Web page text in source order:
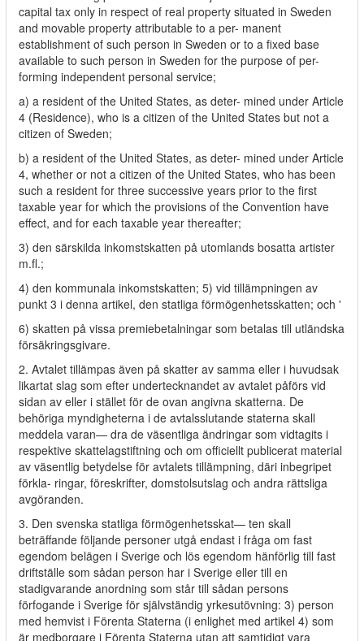
capital tax only in respect of real property situated in Sweden
and movable property attributable to a per- manent
establishment of such person in Sweden or to a fixed base
available to such person in Sweden for the purpose of per-
forming independent personal service;
a) a resident of the United States, as deter- mined under Article
4 (Residence), who is a citizen of the United States but not a
citizen of Sweden;
b) a resident of the United States, as deter- mined under Article
4, whether or not a citizen of the United States, who has been
such a resident for three successive years prior to the first
taxable year for which the provisions of the Convention have
effect, and for each taxable year thereafter;
3) den särskilda inkomstskatten på utomlands bosatta artister
m.fl.;
4) den kommunala inkomstskatten; 5) vid tillämpningen av
punkt 3 i denna artikel, den statliga förmögenhetsskatten; och '
6) skatten på vissa premiebetalningar som betalas till utländska
försäkringsgivare.
2. Avtalet tillämpas även på skatter av samma eller i huvudsak
likartat slag som efter undertecknandet av avtalet påförs vid
sidan av eller i stället för de ovan angivna skatterna. De
behöriga myndigheterna i de avtalsslutande staterna skall
meddela varan— dra de väsentliga ändringar som vidtagits i
respektive skattelagstiftning och om officiellt publicerat material
av väsentlig betydelse för avtalets tillämpning, däri inbegripet
förkla- ringar, föreskrifter, domstolsutslag och andra rättsliga
avgöranden.
3. Den svenska statliga förmögenhetsskat— ten skall
beträffande följande personer utgå endast i fråga om fast
egendom belägen i Sverige och lös egendom hänförlig till fast
driftställe som sådan person har i Sverige eller till en
stadigvarande anordning som står till sådan persons
förfogande i Sverige för självständig yrkesutövning: 3) person
med hemvist i Förenta Staterna (i enlighet med artikel 4) som
är medborgare i Förenta Staterna utan att samtidigt vara